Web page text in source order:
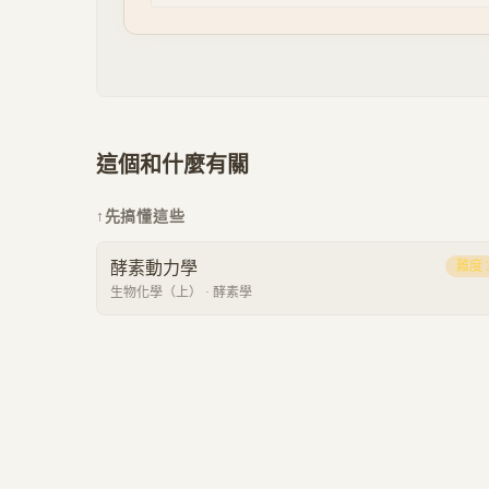
這個和什麼有關
↑ 先搞懂這些
酵素動力學
生物化學（上） · 酵素學
難度